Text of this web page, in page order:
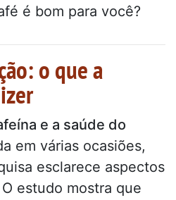
é bom para você?
o que a
e a saúde do
em várias ocasiões,
esclarece aspectos
estudo mostra que